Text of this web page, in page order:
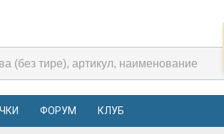
ФОРУМ КЛУБ